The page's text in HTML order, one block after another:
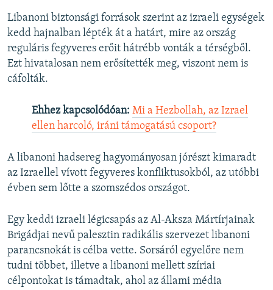
Libanoni biztonsági források szerint az izraeli egységek
kedd hajnalban lépték át a határt, mire az ország
reguláris fegyveres erőit hátrébb vonták a térségből.
Ezt hivatalosan nem erősítették meg, viszont nem is
cáfolták.
Ehhez kapcsolódóan: Mi a Hezbollah, az Izrael
ellen harcoló, iráni támogatású csoport?
A libanoni hadsereg hagyományosan jórészt kimaradt
az Izraellel vívott fegyveres konfliktusokból, az utóbbi
évben sem lőtte a szomszédos országot.
Egy keddi izraeli légicsapás az Al-Aksza Mártírjainak
Brigádjai nevű palesztin radikális szervezet libanoni
parancsnokát is célba vette. Sorsáról egyelőre nem
tudni többet, illetve a libanoni mellett szíriai
célpontokat is támadtak, ahol az állami média